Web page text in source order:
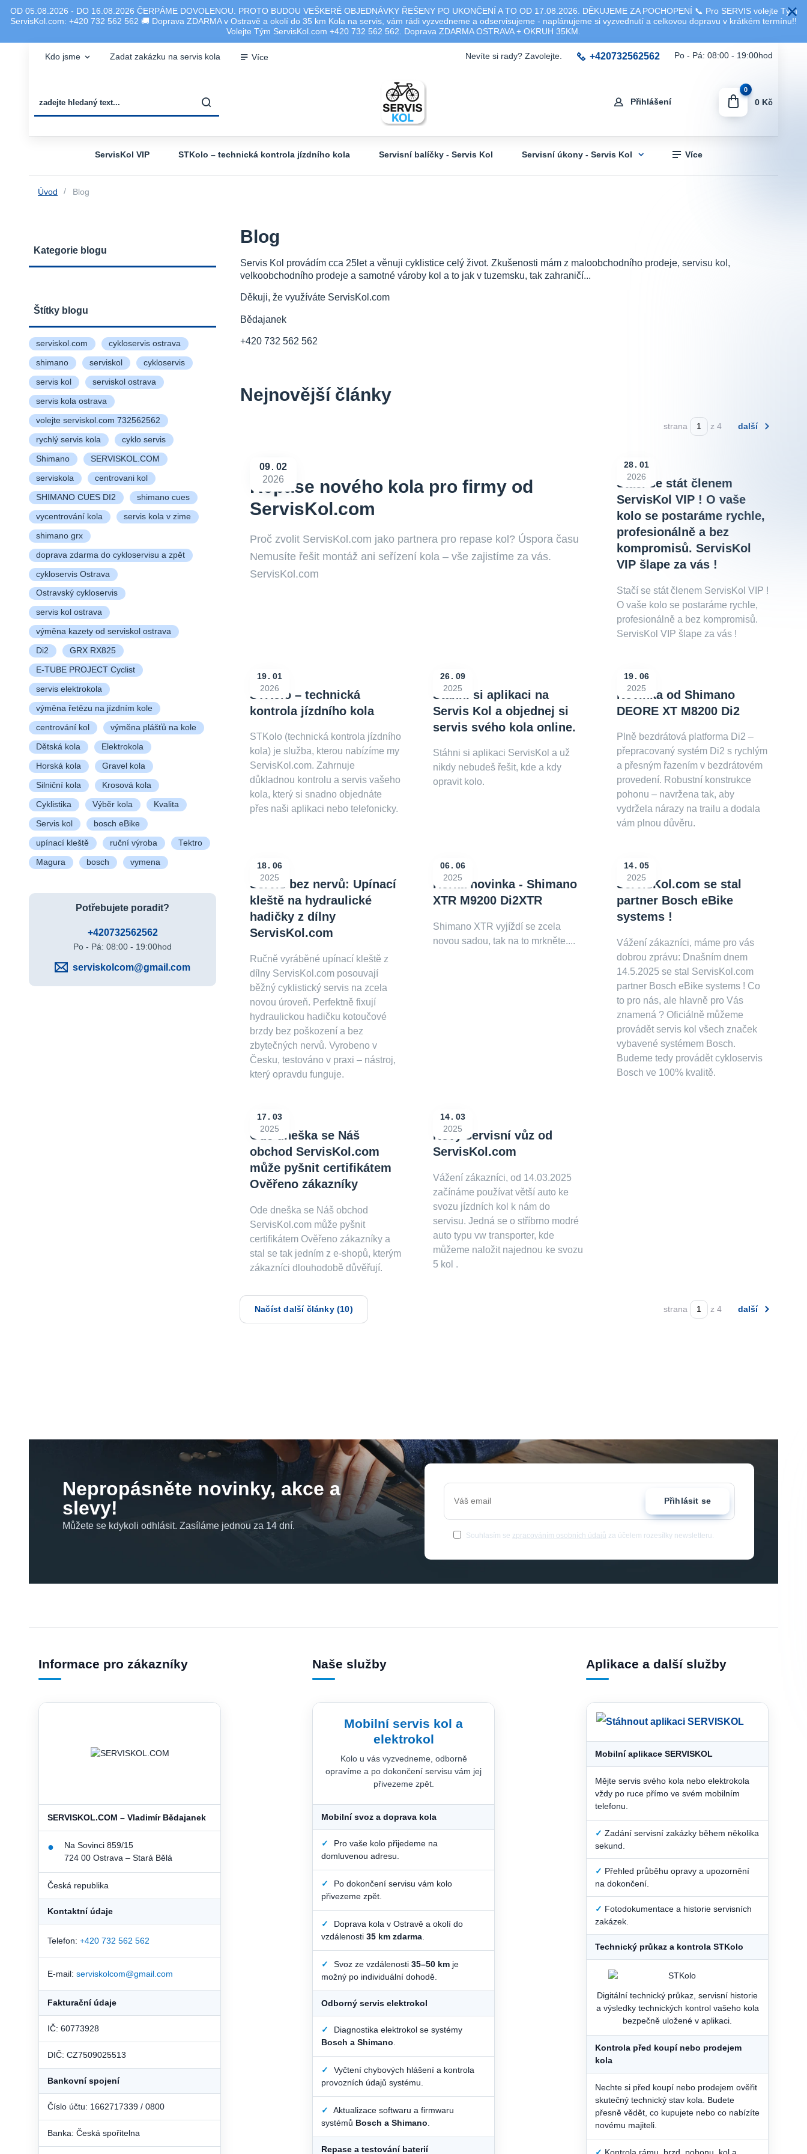
OD 05.08.2026 - DO 16.08.2026 ČERPÁME DOVOLENOU. PROTO BUDOU VEŠKERÉ OBJEDNÁVKY ŘEŠENY PO UKONČENÍ A TO OD 17.08.2026. DĚKUJEME ZA POCHOPENÍ 📞 Pro SERVIS volejte Tým
ServisKol.com: +420 732 562 562 🚚 Doprava ZDARMA v Ostravě a okolí do 35 km Kola na servis, vám rádi vyzvedneme a odservisujeme - naplánujeme si vyzvednutí a celkovou dopravu v krátkém termínu!!
Volejte Tým ServisKol.com +420 732 562 562. Doprava ZDARMA OSTRAVA + OKRUH 35KM.
Kdo jsme Zadat zakázku na servis kola Více
Přihlášení
Nevíte si rady? Zavolejte. +420732562562 Po - Pá: 08:00 - 19:00hod
0
0 Kč
ServisKol VIP STKolo – technická kontrola jízdního kola Servisní balíčky - Servis Kol Servisní úkony - Servis Kol Více
Úvod Blog
Kategorie blogu
Štítky blogu
serviskol.com cykloservis ostrava
shimano serviskol cykloservis
servis kol serviskol ostrava
servis kola ostrava
volejte serviskol.com 732562562
rychlý servis kola cyklo servis
Shimano SERVISKOL.COM
serviskola centrovani kol
SHIMANO CUES DI2 shimano cues
vycentrování kola servis kola v zime
shimano grx
doprava zdarma do cykloservisu a zpět
cykloservis Ostrava
Ostravský cykloservis
servis kol ostrava
výměna kazety od serviskol ostrava
Di2 GRX RX825
E-TUBE PROJECT Cyclist
servis elektrokola
výměna řetězu na jízdním kole
centrování kol výměna plášťů na kole
Dětská kola Elektrokola
Horská kola Gravel kola
Silniční kola Krosová kola
Cyklistika Výběr kola Kvalita
Servis kol bosch eBike
upínací kleště ruční výroba Tektro
Magura bosch vymena
Potřebujete poradit?
+420732562562
Po - Pá: 08:00 - 19:00hod
serviskolcom@gmail.com
Blog
Servis Kol provádím cca 25let a věnuji cyklistice celý život. Zkušenosti mám z maloobchodního prodeje, servisu kol,
velkoobchodního prodeje a samotné vároby kol a to jak v tuzemsku, tak zahraničí...
Děkuji, že využíváte ServisKol.com
Bědajanek
+420 732 562 562
Nejnovější články
strana z 4 další
Repase nového kola pro firmy od
ServisKol.com
09 02
2026
Proč zvolit ServisKol.com jako partnera pro repase kol? Úspora času
Nemusíte řešit montáž ani seřízení kola – vše zajistíme za vás.
ServisKol.com
Stačí se stát členem
ServisKol VIP ! O vaše
kolo se postaráme rychle,
profesionálně a bez
kompromisů. ServisKol
VIP šlape za vás !
28
01
2026
Stačí se stát členem ServisKol VIP !
O vaše kolo se postaráme rychle,
profesionálně a bez kompromisů.
ServisKol VIP šlape za vás !
STKolo – technická
kontrola jízdního kola
19
01
2026
STKolo (technická kontrola jízdního
kola) je služba, kterou nabízíme my
ServisKol.com. Zahrnuje
důkladnou kontrolu a servis vašeho
kola, který si snadno objednáte
přes naši aplikaci nebo telefonicky.
Stáhni si aplikaci na
Servis Kol a objednej si
servis svého kola online.
26
09
2025
Stáhni si aplikaci ServisKol a už
nikdy nebudeš řešit, kde a kdy
opravit kolo.
Novinka od Shimano
DEORE XT M8200 Di2
19
06
2025
Plně bezdrátová platforma Di2 –
přepracovaný systém Di2 s rychlým
a přesným řazením v bezdrátovém
provedení. Robustní konstrukce
pohonu – navržena tak, aby
vydržela nárazy na trailu a dodala
vám plnou důvěru.
Servis bez nervů: Upínací
kleště na hydraulické
hadičky z dílny
ServisKol.com
18
06
2025
Ručně vyráběné upínací kleště z
dílny ServisKol.com posouvají
běžný cyklistický servis na zcela
novou úroveň. Perfektně fixují
hydraulickou hadičku kotoučové
brzdy bez poškození a bez
zbytečných nervů. Vyrobeno v
Česku, testováno v praxi – nástroj,
který opravdu funguje.
Horká novinka - Shimano
XTR M9200 Di2XTR
06
06
2025
Shimano XTR vyjíždí se zcela
novou sadou, tak na to mrkněte....
ServisKol.com se stal
partner Bosch eBike
systems !
14
05
2025
Vážení zákazníci, máme pro vás
dobrou zprávu: Dnašním dnem
14.5.2025 se stal ServisKol.com
partner Bosch eBike systems ! Co
to pro nás, ale hlavně pro Vás
znamená ? Oficiálně můžeme
provádět servis kol všech značek
vybavené systémem Bosch.
Budeme tedy provádět cykloservis
Bosch ve 100% kvalitě.
Ode dneška se Náš
obchod ServisKol.com
může pyšnit certifikátem
Ověřeno zákazníky
17
03
2025
Ode dneška se Náš obchod
ServisKol.com může pyšnit
certifikátem Ověřeno zákazníky a
stal se tak jedním z e-shopů, kterým
zákazníci dlouhodobě důvěřují.
Nový servisní vůz od
ServisKol.com
14
03
2025
Vážení zákazníci, od 14.03.2025
začínáme používat větší auto ke
svozu jízdních kol k nám do
servisu. Jedná se o stříbrno modré
auto typu vw transporter, kde
můžeme naložit najednou ke svozu
5 kol .
Načíst další články (10) strana z 4 další
Nepropásněte novinky, akce a
slevy!
Můžete se kdykoli odhlásit. Zasíláme jednou za 14 dní.
Přihlásit se
Souhlasím se zpracováním osobních údajů za účelem rozesílky newsletteru.
Informace pro zákazníky
SERVISKOL.COM – Vladimír Bědajanek
●
Na Sovinci 859/15
724 00 Ostrava – Stará Bělá
Česká republika
Kontaktní údaje
Telefon: +420 732 562 562
E-mail: serviskolcom@gmail.com
Fakturační údaje
IČ: 60773928
DIČ: CZ7509025513
Bankovní spojení
Číslo účtu: 1662717339 / 0800
Banka: Česká spořitelna
Naše služby
Mobilní servis kol a
elektrokol
Kolo u vás vyzvedneme, odborně
opravíme a po dokončení servisu vám jej
přivezeme zpět.
Mobilní svoz a doprava kola
✓
Pro vaše kolo přijedeme na
domluvenou adresu.
✓
Po dokončení servisu vám kolo
přivezeme zpět.
✓
Doprava kola v Ostravě a okolí do
vzdálenosti 35 km zdarma
✓ Svoz ze vzdálenosti 35–50 km je
možný po individuální dohodě.
Odborný servis elektrokol
✓
Diagnostika elektrokol se systémy
Bosch a Shimano
✓
Vyčtení chybových hlášení a kontrola
provozních údajů systému.
✓
Aktualizace softwaru a firmwaru
systémů Bosch a Shimano
Repase a testování baterií
Aplikace a další služby
Mobilní aplikace SERVISKOL
Mějte servis svého kola nebo elektrokola
vždy po ruce přímo ve svém mobilním
telefonu.
✓ Zadání servisní zakázky během několika
sekund.
✓ Přehled průběhu opravy a upozornění
na dokončení.
✓ Fotodokumentace a historie servisních
zakázek.
Technický průkaz a kontrola STKolo
Digitální technický průkaz, servisní historie
a výsledky technických kontrol vašeho kola
bezpečně uložené v aplikaci.
Kontrola před koupí nebo prodejem
kola
Nechte si před koupí nebo prodejem ověřit
skutečný technický stav kola. Budete
přesně vědět, co kupujete nebo co nabízíte
novému majiteli.
✓ Kontrola rámu, brzd, pohonu, kol a